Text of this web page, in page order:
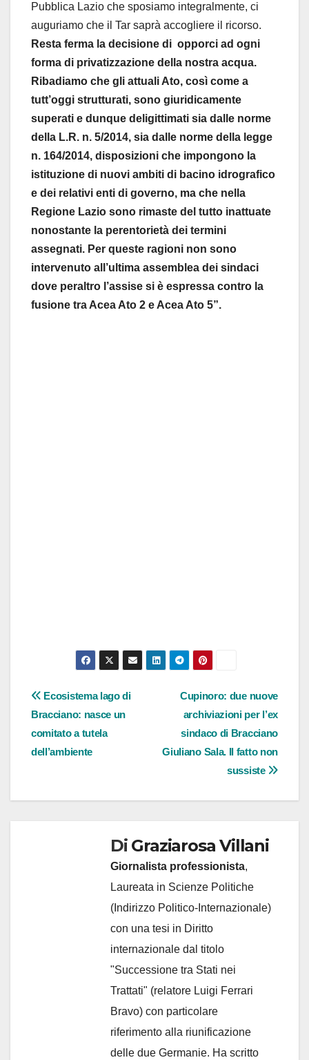
Pubblica Lazio che sposiamo integralmente, ci
auguriamo che il Tar saprà accogliere il ricorso.
Resta ferma la decisione di opporci ad ogni
forma di privatizzazione della nostra acqua.
Ribadiamo che gli attuali Ato, così come a
tutt’oggi strutturati, sono giuridicamente
superati e dunque deligittimati sia dalle norme
della L.R. n. 5/2014, sia dalle norme della legge
n. 164/2014, disposizioni che impongono la
istituzione di nuovi ambiti di bacino idrografico
e dei relativi enti di governo, ma che nella
Regione Lazio sono rimaste del tutto inattuate
nonostante la perentorietà dei termini
assegnati. Per queste ragioni non sono
intervenuto all’ultima assemblea dei sindaci
dove peraltro l’assise si è espressa contro la
fusione tra Acea Ato 2 e Acea Ato 5”.
Navigazione
articoli
Cupinoro: due nuove
archiviazioni per l’ex
sindaco di Bracciano
Giuliano Sala. Il fatto non
sussiste
Ecosistema lago di
Bracciano: nasce un
comitato a tutela
dell’ambiente
Di Graziarosa Villani
Giornalista professionista,
Laureata in Scienze Politiche
(Indirizzo Politico-Internazionale)
con una tesi in Diritto
internazionale dal titolo
"Successione tra Stati nei
Trattati" (relatore Luigi Ferrari
Bravo) con particolare
riferimento alla riunificazione
delle due Germanie. Ha scritto